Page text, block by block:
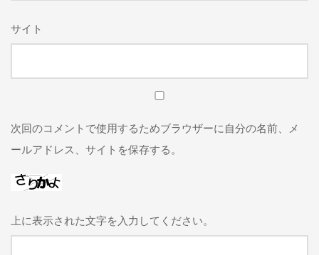
サイト
次回のコメントで使用するためブラウザーに自分の名前、メ
ールアドレス、サイトを保存する。
上に表示された文字を入力してください。